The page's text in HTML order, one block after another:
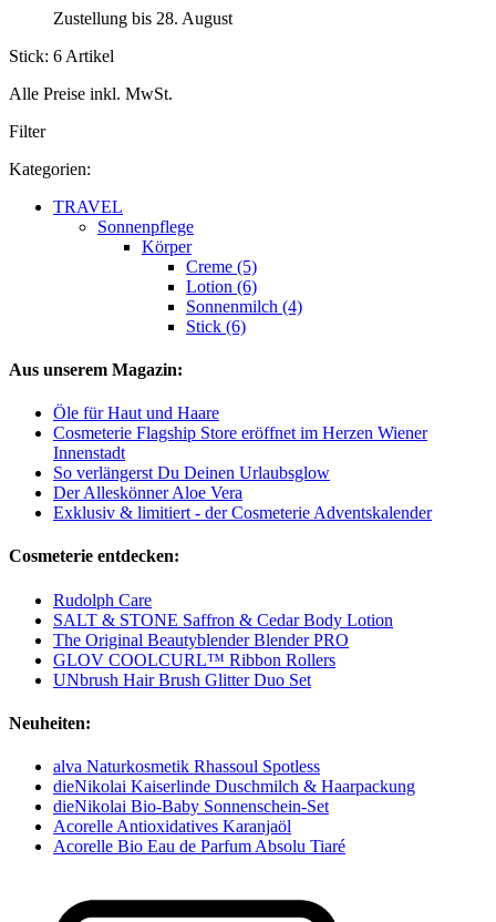
Zustellung bis 28. August
Stick: 6 Artikel
Alle Preise inkl. MwSt.
Filter
Kategorien:
TRAVEL
Sonnenpflege
Körper
Creme (5)
Lotion (6)
Sonnenmilch (4)
Stick (6)
Aus unserem Magazin:
Öle für Haut und Haare
Cosmeterie Flagship Store eröffnet im Herzen Wiener
Innenstadt
So verlängerst Du Deinen Urlaubsglow
Der Alleskönner Aloe Vera
Exklusiv & limitiert - der Cosmeterie Adventskalender
Cosmeterie entdecken:
Rudolph Care
SALT & STONE Saffron & Cedar Body Lotion
The Original Beautyblender Blender PRO
GLOV COOLCURL™ Ribbon Rollers
UNbrush Hair Brush Glitter Duo Set
Neuheiten:
alva Naturkosmetik Rhassoul Spotless
dieNikolai Kaiserlinde Duschmilch & Haarpackung
dieNikolai Bio-Baby Sonnenschein-Set
Acorelle Antioxidatives Karanjaöl
Acorelle Bio Eau de Parfum Absolu Tiaré